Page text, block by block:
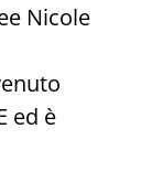
Nicole
ed è